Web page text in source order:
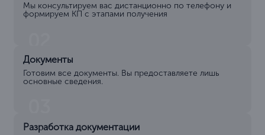
Мы консультируем вас дистанционно по телефону и
формируем КП с этапами получения
Документы
Готовим все документы. Вы предоставляете лишь
основные сведения.
Разработка документации